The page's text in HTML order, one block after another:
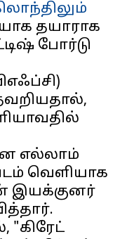
தயாராக
போர்டு
எல்லாம்
வெளியாக
இயக்குனர்
"கிரேட்